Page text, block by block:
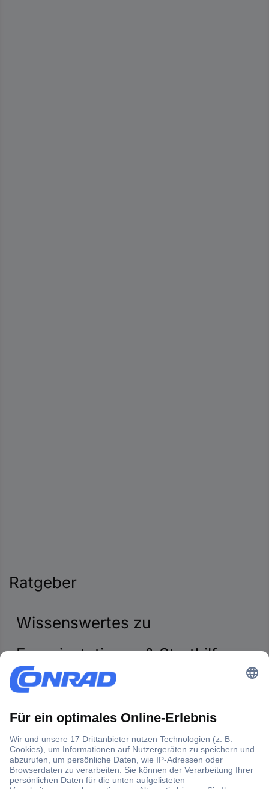
Ratgeber
Wissenswertes zu
Energiestationen & Starthilfe
Powerbanks
Energiestationen sind die ideale Lösung, wenn die
Autobatterien entladen sind und eine schnelle Starthilfe
gebraucht wird. Sie stellen Energie zum Anlassen des
Motors zur Verfügung, so dass kein weiteres Fahrzeug
herangezogen werden muss. Wie Energiestationen